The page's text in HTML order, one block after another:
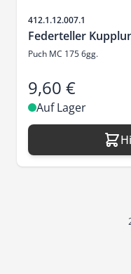
Artikelnr.
412.1.12.007.1
Federteller
Puch MC 175 6gg.
9,60 €
Auf Lager